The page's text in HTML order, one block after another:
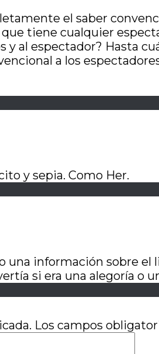
el saber
tiene cualquier
y al espectador? Hasta
a los
y sepia. Como Her.
información sobre el
si era una alegoría o
Los campos